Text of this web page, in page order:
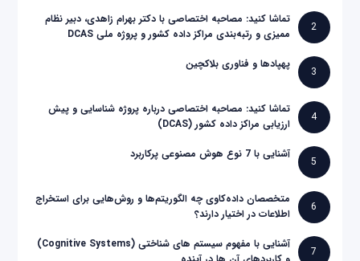
2
تماشا کنید: مصاحبه اختصاصی با دکتر بهرام زاهدی، دبیر نظام
ممیزی و رتبه‌بندی مراکز داده کشور و پروژه ملی DCAS
3
پهپادها و فناوری بلاکچین
4
تماشا کنید: مصاحبه اختصاصی درباره پروژه شناسایی و پیش
ارزیابی مراکز داده کشور (DCAS)
5
آشنایی با 7 نوع هوش مصنوعی پرکاربرد
6
متخصصان داده‌کاوی چه الگوریتم‌ها و روش‌هایی برای استخراج
اطلاعات در اختیار دارند؟
7
آشنایی با مفهوم سیستم های شناختی (Cognitive Systems)